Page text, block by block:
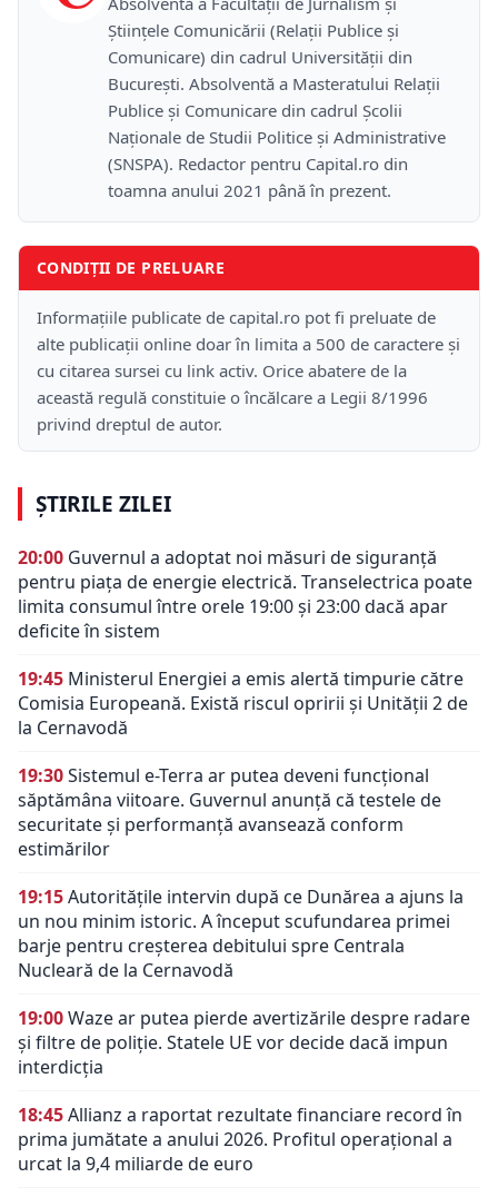
Științele Comunicării (Relații Publice și
Comunicare) din cadrul Universității din
București. Absolventă a Masteratului Relații
Publice și Comunicare din cadrul Școlii
Naţionale de Studii Politice și Administrative
(SNSPA). Redactor pentru Capital.ro din
toamna anului 2021 până în prezent.
CONDIȚII DE PRELUARE
Informațiile publicate de capital.ro pot fi preluate de
alte publicații online doar în limita a 500 de caractere și
cu citarea sursei cu link activ. Orice abatere de la
această regulă constituie o încălcare a Legii 8/1996
privind dreptul de autor.
ȘTIRILE ZILEI
20:00 Guvernul a adoptat noi măsuri de siguranță
pentru piața de energie electrică. Transelectrica poate
limita consumul între orele 19:00 și 23:00 dacă apar
deficite în sistem
19:45 Ministerul Energiei a emis alertă timpurie către
Comisia Europeană. Există riscul opririi și Unității 2 de
la Cernavodă
19:30Sistemul e-Terra ar putea deveni funcțional
săptămâna viitoare. Guvernul anunță că testele de
securitate și performanță avansează conform
estimărilor
19:15Autoritățile intervin după ce Dunărea a ajuns la
un nou minim istoric. A început scufundarea primei
barje pentru creșterea debitului spre Centrala
Nucleară de la Cernavodă
19:00Waze ar putea pierde avertizările despre radare
și filtre de poliție. Statele UE vor decide dacă impun
interdicția
18:45Allianz a raportat rezultate financiare record în
prima jumătate a anului 2026. Profitul operațional a
urcat la 9,4 miliarde de euro